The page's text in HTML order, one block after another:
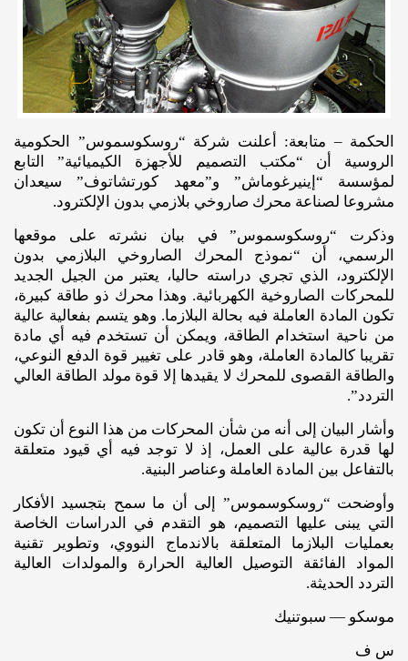
الحكمة – متابعة: أعلنت شركة “روسكوسموس” الحكومية
الروسية أن “مكتب التصميم للأجهزة الكيميائية” التابع
لمؤسسة “إينيرغوماش” و”معهد كورتشاتوف” سيعدان
مشروعا لصناعة محرك صاروخي بلازمي بدون الإلكترود.
وذكرت “روسكوسموس” في بيان نشرته على موقعها
الرسمي، أن “نموذج المحرك الصاروخي البلازمي بدون
الإلكترود، الذي تجري دراسته حاليا، يعتبر من الجيل الجديد
للمحركات الصاروخية الكهربائية. وهذا محرك ذو طاقة كبيرة،
تكون المادة العاملة فيه بحالة البلازما. وهو يتسم بفعالية عالية
من ناحية استخدام الطاقة، ويمكن أن تستخدم فيه أي مادة
تقريبا كالمادة العاملة، وهو قادر على تغيير قوة الدفع النوعي،
والطاقة القصوى للمحرك لا يقيدها إلا قوة مولد الطاقة العالي
التردد”.
وأشار البيان إلى أنه من شأن المحركات من هذا النوع أن تكون
لها قدرة عالية على العمل، إذ لا توجد فيه أي قيود متعلقة
بالتفاعل بين المادة العاملة وعناصر البنية.
وأوضحت “روسكوسموس” إلى أن ما سمح بتجسيد الأفكار
التي يبنى عليها التصميم، هو التقدم في الدراسات الخاصة
بعمليات البلازما المتعلقة بالاندماج النووي، وتطوير تقنية
المواد الفائقة التوصيل العالية الحرارة والمولدات العالية
التردد الحديثة.
موسكو — سبوتنيك
س ف